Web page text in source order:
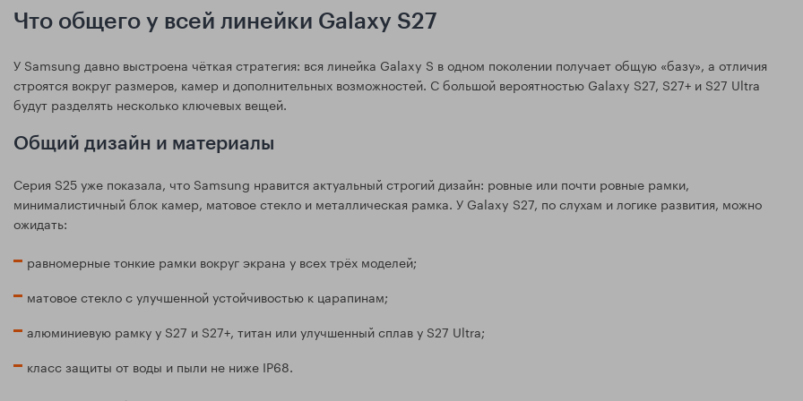
Что общего у всей линейки Galaxy S27
У Samsung давно выстроена чёткая стратегия: вся линейка Galaxy S в одном поколении получает общую «базу», а отличия
строятся вокруг размеров, камер и дополнительных возможностей. С большой вероятностью Galaxy S27, S27+ и S27 Ultra
будут разделять несколько ключевых вещей.
Общий дизайн и материалы
Серия S25 уже показала, что Samsung нравится актуальный строгий дизайн: ровные или почти ровные рамки,
минималистичный блок камер, матовое стекло и металлическая рамка. У Galaxy S27, по слухам и логике развития, можно
ожидать:
равномерные тонкие рамки вокруг экрана у всех трёх моделей;
матовое стекло с улучшенной устойчивостью к царапинам;
алюминиевую рамку у S27 и S27+, титан или улучшенный сплав у S27 Ultra;
класс защиты от воды и пыли не ниже IP68.